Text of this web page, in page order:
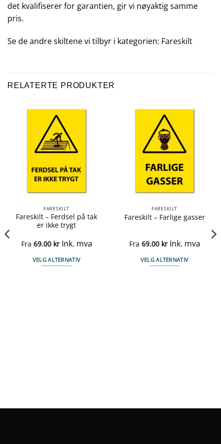
det kvalifiserer for garantien, gir vi nøyaktig samme
pris.
Se de andre skiltene vi tilbyr i kategorien: Fareskilt
RELATERTE PRODUKTER
FARESKILT
Fareskilt – Ferdsel på tak
er ikke trygt
Fra 69.00 kr Ink. mva
VELG ALTERNATIV
FARESKILT
Fareskilt – Farlige gasser
Fra 69.00 kr Ink. mva
VELG ALTERNATIV